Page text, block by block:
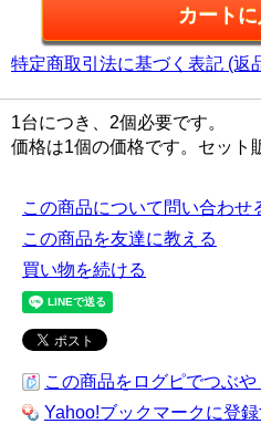
特定商取引法に基づく表記 (返
1台につき、2個必要です。
価格は1個の価格です。セット
この商品について問い合わせ
この商品を友達に教える
買い物を続ける
この商品をログピでつぶや
Yahoo!ブックマークに登録